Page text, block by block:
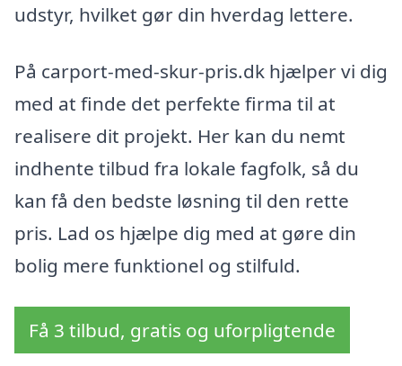
udstyr, hvilket gør din hverdag lettere.
På carport-med-skur-pris.dk hjælper vi dig
med at finde det perfekte firma til at
realisere dit projekt. Her kan du nemt
indhente tilbud fra lokale fagfolk, så du
kan få den bedste løsning til den rette
pris. Lad os hjælpe dig med at gøre din
bolig mere funktionel og stilfuld.
Få 3 tilbud, gratis og uforpligtende